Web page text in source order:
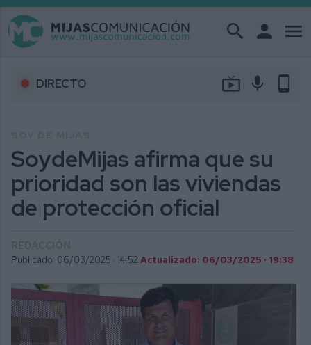
search person menu
DIRECTO live_tv mic phone_android
SoydeMijas afirma que su
prioridad son las viviendas
de protección oficial
Publicado: 06/03/2025 · 14:52 Actualizado: 06/03/2025 · 19:38